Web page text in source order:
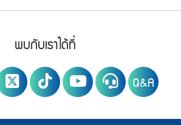
พบกับเราได้ที่
Q&A